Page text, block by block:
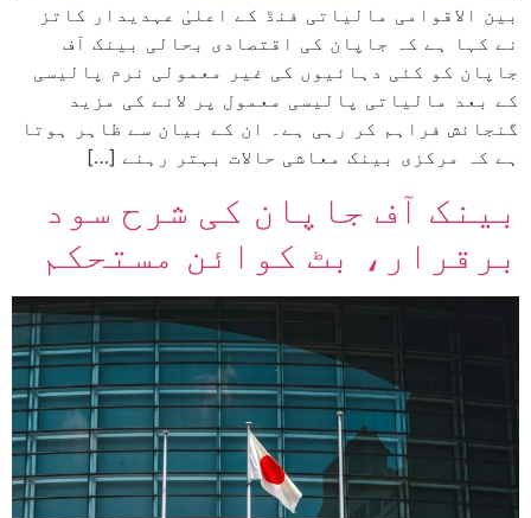
بین الاقوامی مالیاتی فنڈ کے اعلیٰ عہدیدار کاتز
نے کہا ہے کہ جاپان کی اقتصادی بحالی بینک آف
جاپان کو کئی دہائیوں کی غیر معمولی نرم پالیسی
کے بعد مالیاتی پالیسی معمول پر لانے کی مزید
گنجائش فراہم کر رہی ہے۔ ان کے بیان سے ظاہر ہوتا
ہے کہ مرکزی بینک معاشی حالات بہتر رہنے […]
بینک آف جاپان کی شرح سود
برقرار، بٹ کوائن مستحکم